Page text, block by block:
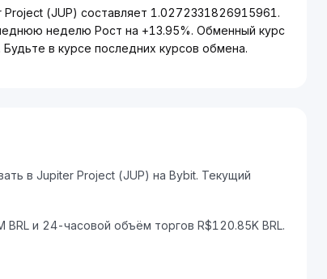
(JUP) составляет 1.0272331826915961.
неделю Рост на +13.95%. Обменный курс
в курсе последних курсов обмена.
в Jupiter Project (JUP) на Bybit. Текущий
и 24-часовой объём торгов R$120.85K BRL.